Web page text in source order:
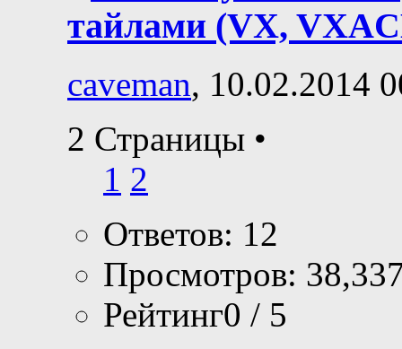
тайлами (VX,
caveman, 10.02.2014
2 Страницы •
1 2
Ответов: 12
Просмотров:
Рейтинг0 / 5